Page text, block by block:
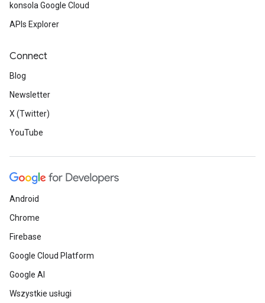
konsola Google Cloud
APIs Explorer
Connect
Blog
Newsletter
X (Twitter)
YouTube
Android
Chrome
Firebase
Google Cloud Platform
Google AI
Wszystkie usługi